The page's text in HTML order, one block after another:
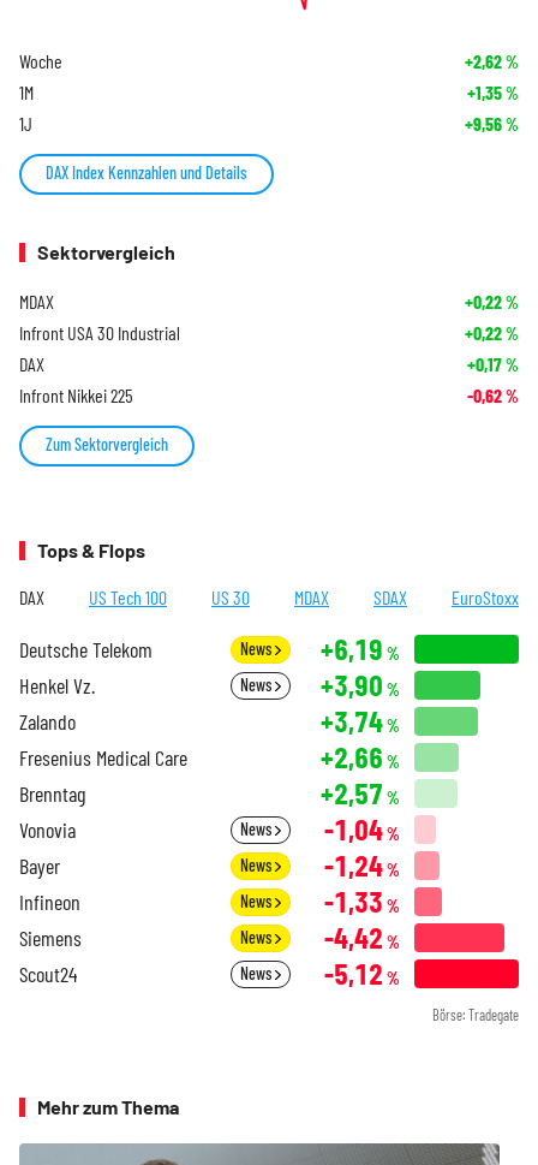
Woche +2,62%
1M +1,35%
1J +9,56%
DAX Index Kennzahlen und Details
Sektorvergleich
MDAX +0,22%
Infront USA 30 Industrial +0,22%
DAX +0,17%
Infront Nikkei 225 -0,62%
Zum Sektorvergleich
Tops & Flops
DAX US Tech 100 US 30 MDAX SDAX EuroStoxx
Deutsche Telekom News +6,19 %
Henkel Vz. News +3,90 %
Zalando +3,74%
Fresenius Medical Care +2,66 %
Brenntag +2,57 %
Vonovia News -1,04%
Bayer News -1,24%
Infineon News -1,33 %
Siemens News -4,42 %
Scout24 News -5,12 %
Börse: Tradegate
Mehr zum Thema